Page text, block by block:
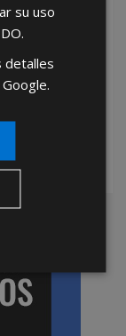
minoristas y
mayoristas.
su uso
.
detalles